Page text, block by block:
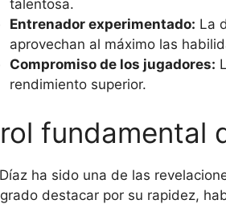
talentosa.
Entrenador experimentado: La
aprovechan al máximo las
Compromiso de los jugadores:
rendimiento superior.
fundamental
ha sido una de las
destacar por su rapidez,